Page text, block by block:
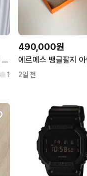
24ss 아프레쎄 헤링턴 자켓 베이지 2사이즈
1
490,000원
2일 전